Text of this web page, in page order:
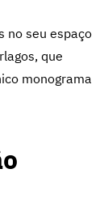
no seu espaço
que
monograma